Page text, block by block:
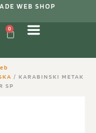
WEB SHOP
0
/ KARABINSKI METAK
SP